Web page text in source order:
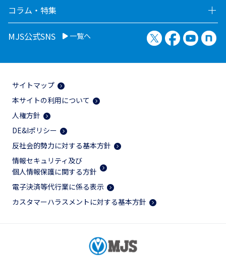
コラム・特集
MJS公式SNS 一覧へ X（旧Twitter）
Facebook
サイトマップ
本サイトの利用について
人権方針
DE&Iポリシー
反社会的勢力に対する基本方針
情報セキュリティ及び
個人情報保護に関する方針
電子決済等代行業に係る表示
カスタマーハラスメントに対する基本方針